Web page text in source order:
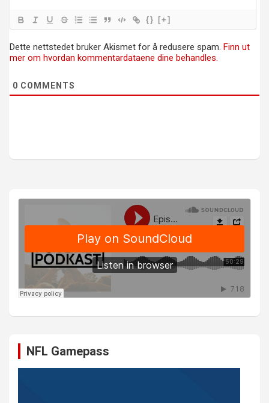
{} [+]
Dette nettstedet bruker Akismet for å redusere spam. Finn ut
mer om hvordan kommentardataene dine behandles.
0 COMMENTS
NFL Gamepass